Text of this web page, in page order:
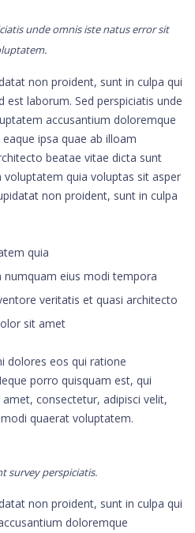
unde omnis iste natus error sit
non proident, sunt in culpa qui
laborum. Sed perspiciatis unde
accusantium doloremque
ipsa quae ab illoam
beatae vitae dicta sunt
quia voluptas sit asper
non proident, sunt in culpa
quia
numquam eius modi tempora
veritatis et quasi architecto
sit amet
dolores eos qui ratione
porro quisquam est, qui
consectetur, adipisci velit,
quaerat voluptatem.
survey perspiciatis.
non proident, sunt in culpa qui
doloremque